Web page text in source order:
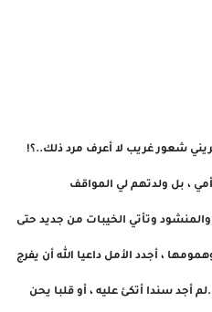
شعور غريب لا أعرف مرد ذلك..؟!
، بل ولدتهم لي المواقف
وتأتي الخيبات من جديد حتى
، أجدد الأمل داعيا الله أن يفرج
أجد سندا أتكئ عليه ، أو قلبا يحن